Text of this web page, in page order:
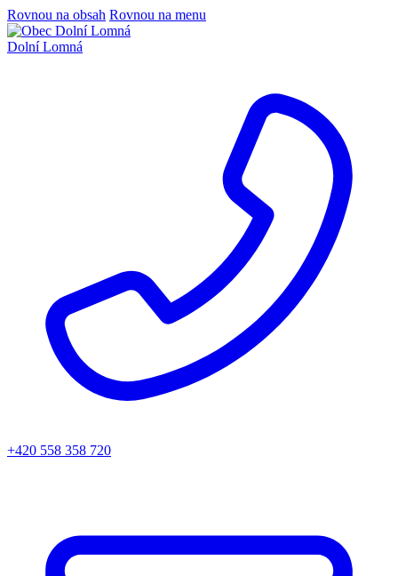
Rovnou na obsah Rovnou na menu
Dolní Lomná
+420 558 358 720